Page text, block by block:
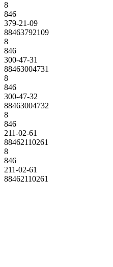
8
846
379-21-09
88463792109
8
846
300-47-31
88463004731
8
846
300-47-32
88463004732
8
846
211-02-61
88462110261
8
846
211-02-61
88462110261